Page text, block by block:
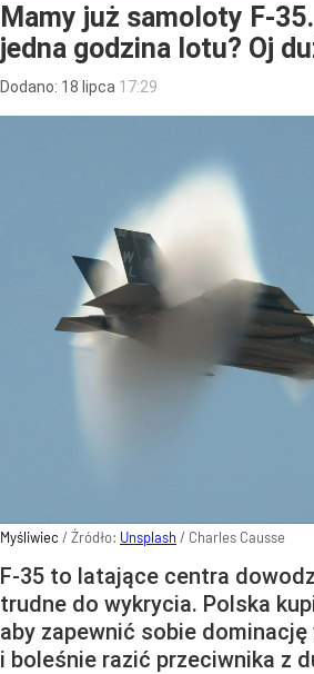
Mamy już samoloty F-
jedna godzina lotu? Oj
Dodano: 18 lipca 17:29
Myśliwiec / Źródło: Unsplash / Charles Causse
F-35 to latające centra
trudne do wykrycia. Polska
aby zapewnić sobie
i boleśnie razić przeciwnika z